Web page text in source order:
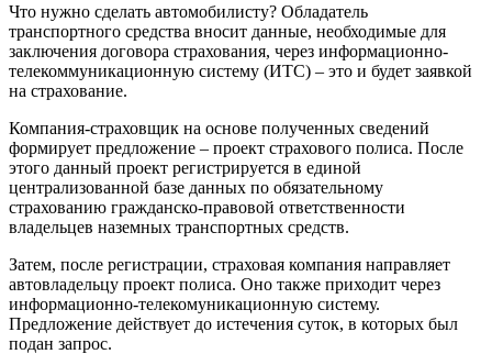
Что нужно сделать автомобилисту? Обладатель
транспортного средства вносит данные, необходимые для
заключения договора страхования, через информационно-
телекоммуникационную систему (ИТС) – это и будет заявкой
на страхование.
Компания-страховщик на основе полученных сведений
формирует предложение – проект страхового полиса. После
этого данный проект регистрируется в единой
централизованной базе данных по обязательному
страхованию гражданско-правовой ответственности
владельцев наземных транспортных средств.
Затем, после регистрации, страховая компания направляет
автовладельцу проект полиса. Оно также приходит через
информационно-телекомуникационную систему.
Предложение действует до истечения суток, в которых был
подан запрос.